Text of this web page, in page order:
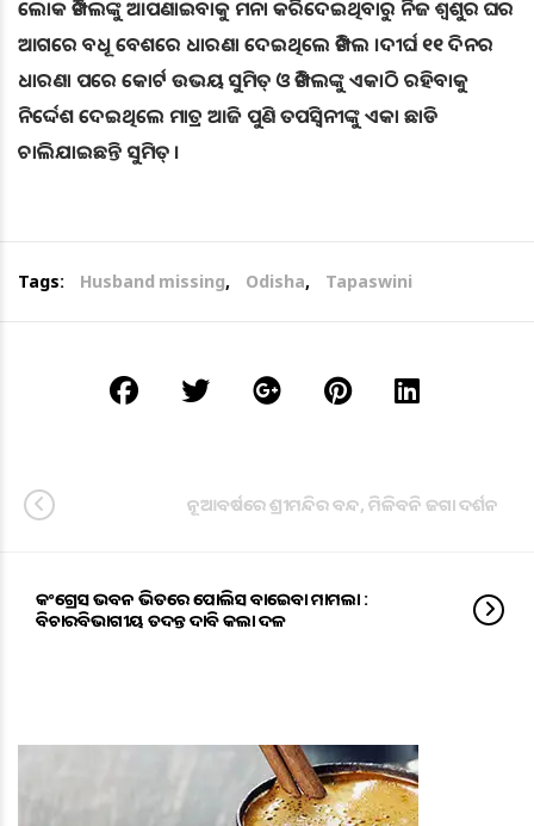
ଲୋକ ଡିମ୍ପଲଙ୍କୁ ଆପଣାଇବାକୁ ମନା କରିଦେଇଥିବାରୁ ନିଜ ଶ୍ୱଶୁର ଘର
ଆଗରେ ବଧୂ ବେଶରେ ଧାରଣା ଦେଇଥିଲେ ଡିମ୍ପଲ ।ଦୀର୍ଘ ୧୧ ଦିନର
ଧାରଣା ପରେ କୋର୍ଟ ଉଭୟ ସୁମିତ୍ ଓ ଡିମ୍ପଲଙ୍କୁ ଏକାଠି ରହିବାକୁ
ନିର୍ଦ୍ଦେଶ ଦେଇଥିଲେ ମାତ୍ର ଆଜି ପୁଣି ତପସ୍ୱିନୀଙ୍କୁ ଏକା ଛାଡି
ଚାଲିଯାଇଛନ୍ତି ସୁମିତ୍ ।
Tags: Husband missing, Odisha, Tapaswini
ନୂଆବର୍ଷରେ ଶ୍ରୀମନ୍ଦିର ବନ୍ଦ, ମିଳିବନି ଜଗା ଦର୍ଶନ
କଂଗ୍ରେସ ଭବନ ଭିତରେ ପୋଲିସ ବାଡେଇବା ମାମଲା :
ବିଚାରବିଭାଗୀୟ ତଦନ୍ତ ଦାବି କଲା ଦଳ